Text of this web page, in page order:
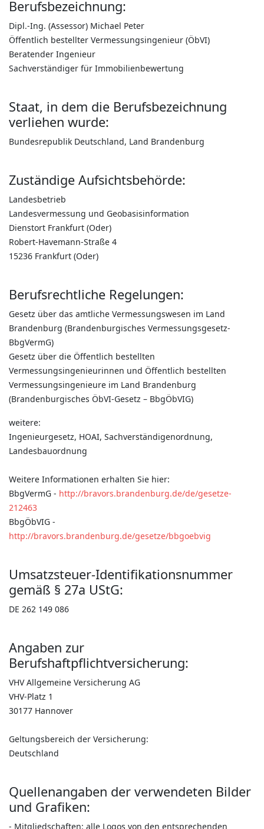
Berufsbezeichnung:
Dipl.-Ing. (Assessor) Michael Peter
Öffentlich bestellter Vermessungsingenieur (ÖbVI)
Beratender Ingenieur
Sachverständiger für Immobilienbewertung
Staat, in dem die Berufsbezeichnung
verliehen wurde:
Bundesrepublik Deutschland, Land Brandenburg
Zuständige Aufsichtsbehörde:
Landesbetrieb
Landesvermessung und Geobasisinformation
Dienstort Frankfurt (Oder)
Robert-Havemann-Straße 4
15236 Frankfurt (Oder)
Berufsrechtliche Regelungen:
Gesetz über das amtliche Vermessungswesen im Land
Brandenburg (Brandenburgisches Vermessungsgesetz-
BbgVermG)
Gesetz über die Öffentlich bestellten
Vermessungsingenieurinnen und Öffentlich bestellten
Vermessungsingenieure im Land Brandenburg
(Brandenburgisches ÖbVI-Gesetz – BbgÖbVIG)
weitere:
Ingenieurgesetz, HOAI, Sachverständigenordnung,
Landesbauordnung
Weitere Informationen erhalten Sie hier:
BbgVermG - http://bravors.brandenburg.de/de/gesetze-
212463
BbgÖbVIG -
http://bravors.brandenburg.de/gesetze/bbgoebvig
Umsatzsteuer-Identifikationsnummer
gemäß § 27a UStG:
DE 262 149 086
Angaben zur
Berufshaftpflichtversicherung:
VHV Allgemeine Versicherung AG
VHV-Platz 1
30177 Hannover
Geltungsbereich der Versicherung:
Deutschland
Quellenangaben der verwendeten Bilder
und Grafiken:
- Mitgliedschaften: alle Logos von den entsprechenden